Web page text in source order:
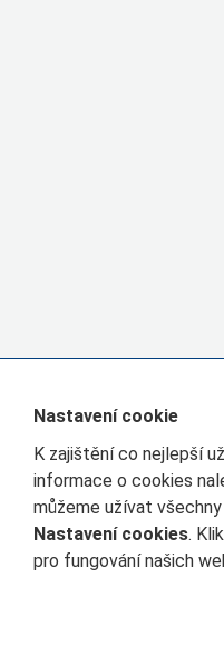
Nastavení cookie
K zajištění co nejlepší
informace o cookies
můžeme užívat
Nastavení cookies.
pro fungování našich